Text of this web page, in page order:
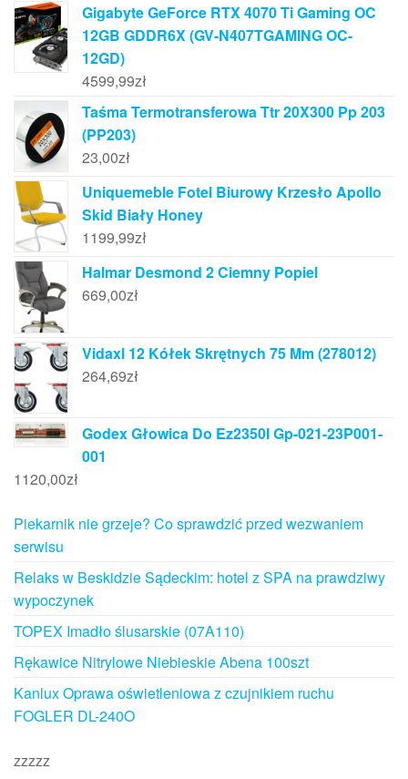
Gigabyte GeForce RTX 4070 Ti Gaming OC
12GB GDDR6X (GV-N407TGAMING OC-
12GD)
4599,99zł
Taśma Termotransferowa Ttr 20X300 Pp 203
(PP203)
23,00zł
Uniquemeble Fotel Biurowy Krzesło Apollo
Skid Biały Honey
1199,99zł
Halmar Desmond 2 Ciemny Popiel
669,00zł
Vidaxl 12 Kółek Skrętnych 75 Mm (278012)
264,69zł
Godex Głowica Do Ez2350I Gp-021-23P001-
001
1120,00zł
Piekarnik nie grzeje? Co sprawdzić przed wezwaniem
serwisu
Relaks w Beskidzie Sądeckim: hotel z SPA na prawdziwy
wypoczynek
TOPEX Imadło ślusarskie (07A110)
Rękawice Nitrylowe Niebieskie Abena 100szt
Kanlux Oprawa oświetleniowa z czujnikiem ruchu
FOGLER DL-240O
zzzzz